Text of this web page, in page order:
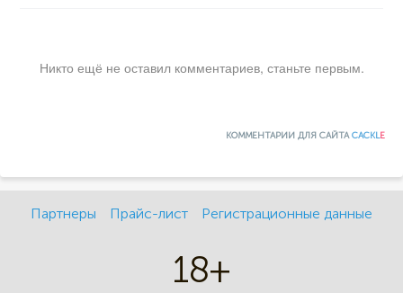
Никто ещё не оставил комментариев, станьте первым.
КОММЕНТАРИИ ДЛЯ САЙТАCACKLE
Партнеры Прайс-лист Регистрационные данные
18+